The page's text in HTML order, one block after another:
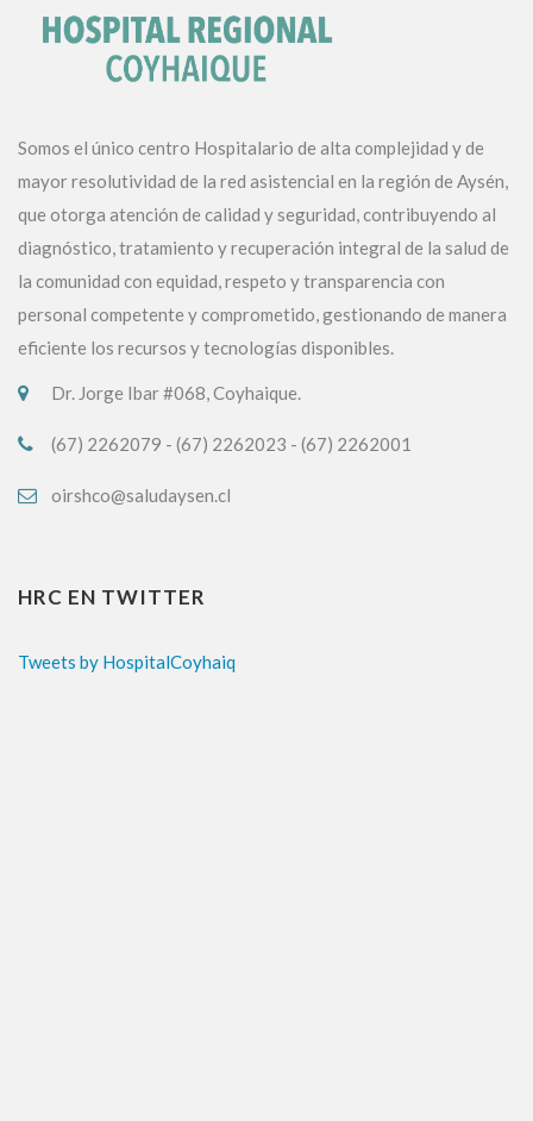
Somos el único centro Hospitalario de alta complejidad y de
mayor resolutividad de la red asistencial en la región de Aysén,
que otorga atención de calidad y seguridad, contribuyendo al
diagnóstico, tratamiento y recuperación integral de la salud de
la comunidad con equidad, respeto y transparencia con
personal competente y comprometido, gestionando de manera
eficiente los recursos y tecnologías disponibles.
Dr. Jorge Ibar #068, Coyhaique.
(67) 2262079 - (67) 2262023 - (67) 2262001
oirshco@saludaysen.cl
HRC EN TWITTER
Tweets by HospitalCoyhaiq